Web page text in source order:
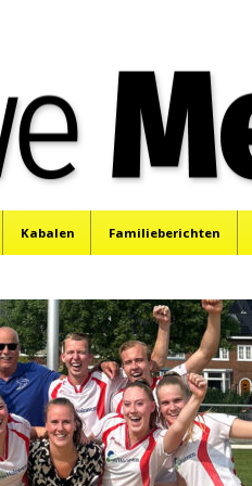
Kabalen Familieberichten